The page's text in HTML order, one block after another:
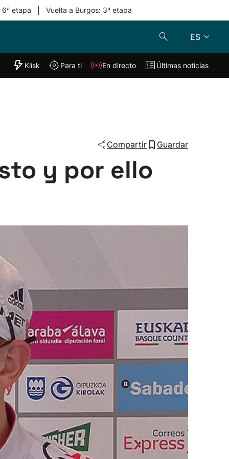
6ª etapa Vuelta a Burgos: 3ª etapa
ES
"Helmuga"
Klisk En directo
Klisk Para ti En directo Últimas noticias
Compartir Guardar
y por ello